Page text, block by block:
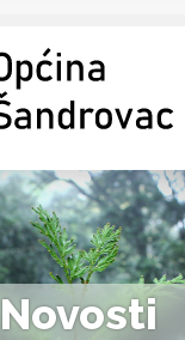
Novosti